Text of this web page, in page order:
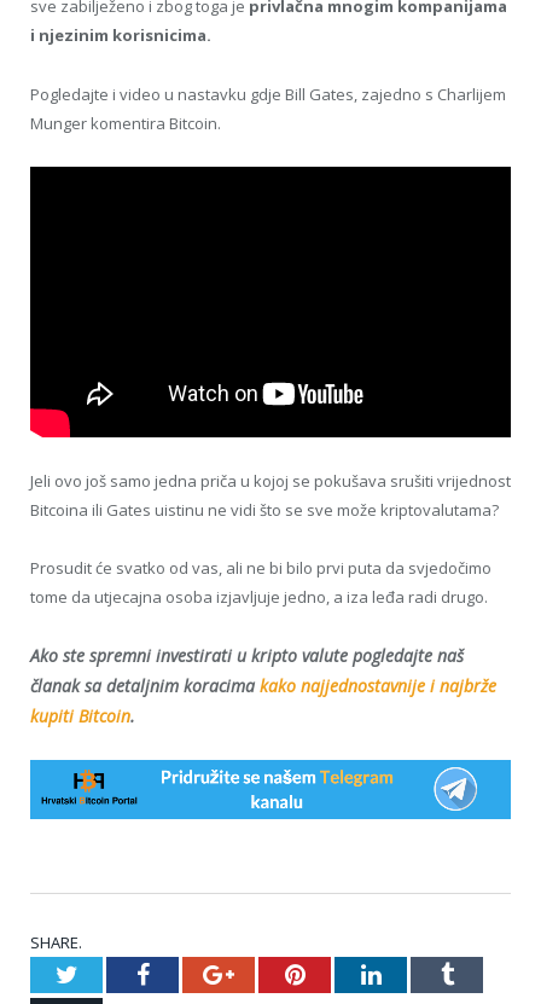
sve zabilježeno i zbog toga je privlačna mnogim kompanijama
i njezinim korisnicima.
Pogledajte i video u nastavku gdje Bill Gates, zajedno s Charlijem
Munger komentira Bitcoin.
Jeli ovo još samo jedna priča u kojoj se pokušava srušiti vrijednost
Bitcoina ili Gates uistinu ne vidi što se sve može kriptovalutama?
Prosudit će svatko od vas, ali ne bi bilo prvi puta da svjedočimo
tome da utjecajna osoba izjavljuje jedno, a iza leđa radi drugo.
Ako ste spremni investirati u kripto valute pogledajte naš
članak sa detaljnim koracima kako najjednostavnije i najbrže
kupiti Bitcoin.
SHARE.
TwitterFacebookGoogle+PinterestLinkedInTumblr